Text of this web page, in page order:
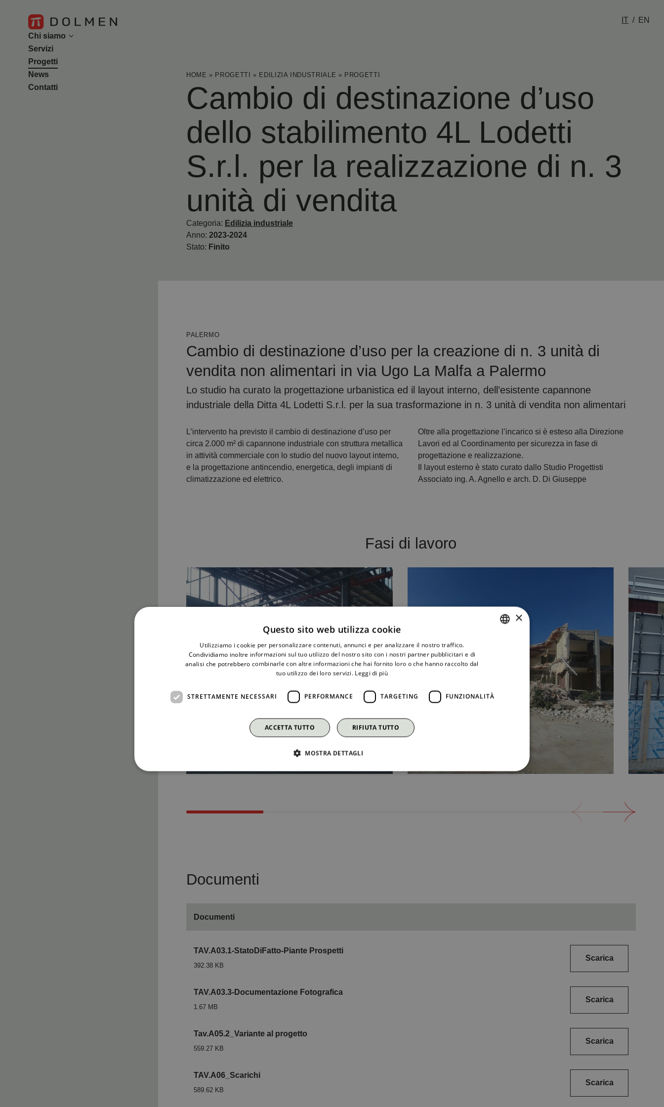
Chi siamo
L’azienda
Il team
Servizi
Progetti
News
Contatti
IT EN
HOME » PROGETTI » EDILIZIA INDUSTRIALE » PROGETTI
Cambio di destinazione d’uso
dello stabilimento 4L Lodetti
S.r.l. per la realizzazione di n. 3
unità di vendita
Categoria: Edilizia industriale
Anno: 2023-2024
Stato: Finito
PALERMO
Cambio di destinazione d’uso per la creazione di n. 3 unità di
vendita non alimentari in via Ugo La Malfa a Palermo
Lo studio ha curato la progettazione urbanistica ed il layout interno, dell’esistente capannone
industriale della Ditta 4L Lodetti S.r.l. per la sua trasformazione in n. 3 unità di vendita non alimentari
L’intervento ha previsto il cambio di destinazione d’uso per
circa 2.000 m² di capannone industriale con struttura metallica
in attività commerciale con lo studio del nuovo layout interno,
e la progettazione antincendio, energetica, degli impianti di
climatizzazione ed elettrico.
Oltre alla progettazione l’incarico si è esteso alla Direzione
Lavori ed al Coordinamento per sicurezza in fase di
progettazione e realizzazione.
Il layout esterno è stato curato dallo Studio Progettisti
Associato ing. A. Agnello e arch. D. Di Giuseppe
Fasi di lavoro
Documenti
Documenti
TAV.A03.1-StatoDiFatto-Piante Prospetti
392.38 KB
Scarica
TAV.A03.3-Documentazione Fotografica
1.67 MB
Scarica
Tav.A05.2_Variante al progetto
559.27 KB
Scarica
TAV.A06_Scarichi
589.62 KB
Scarica
×
Questo sito web utilizza cookie
Utilizziamo i cookie per personalizzare contenuti, annunci e per analizzare il nostro traffico.
Condividiamo inoltre informazioni sul tuo utilizzo del nostro sito con i nostri partner pubblicitari e di
analisi che potrebbero combinarle con altre informazioni che hai fornito loro o che hanno raccolto dal
tuo utilizzo dei loro servizi. Leggi di più
STRETTAMENTE NECESSARI PERFORMANCE TARGETING FUNZIONALITÀ
ACCETTA TUTTO RIFIUTA TUTTO
MOSTRA DETTAGLI